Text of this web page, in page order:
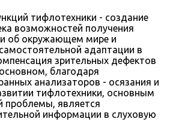
тифлотехники - создание
возможностей получения
об окружающем мире и
адаптации в
зрительных дефектов
благодаря
анализаторов - осязания и
тифлотехники, основным
проблемы, является
информации в слуховую